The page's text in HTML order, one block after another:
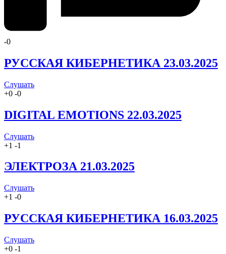
-0
РУССКАЯ КИБЕРНЕТИКА 23.03.2025
Слушать
+0 -0
DIGITAL EMOTIONS 22.03.2025
Слушать
+1 -1
ЭЛЕКТРОЗА 21.03.2025
Слушать
+1 -0
РУССКАЯ КИБЕРНЕТИКА 16.03.2025
Слушать
+0 -1